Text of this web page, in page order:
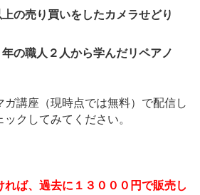
の売り買いをしたカメラせどり
の職人２人から学んだリペアノ
ガ講座（現時点では無料）で配信し
クしてみてください。
れば、過去に１３０００円で販売し